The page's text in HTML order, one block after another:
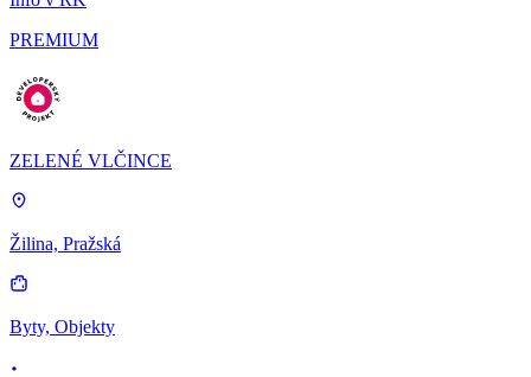
PREMIUM
ZELENÉ VLČINCE
Žilina, Pražská
Byty, Objekty